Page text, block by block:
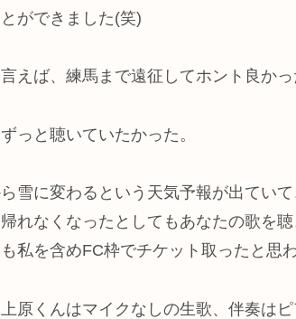
ができました(笑)
えば、練馬まで遠征してホント良かっ
っと聴いていたかった。
雪に変わるという天気予報が出てい
れなくなったとしてもあなたの歌を
私を含めFC枠でチケット取ったと思
原くんはマイクなしの生歌、伴奏は